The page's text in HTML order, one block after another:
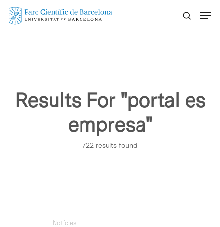
Skip
Results For "portal es
empresa"
722 results found
Notícies